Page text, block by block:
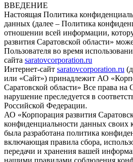
ВВЕДЕНИЕ
Настоящая Политика
данных (далее – Политика
отношении всей информации,
развития Саратовской области»
Пользователя во время
сайта saratovcorporation.ru
Интернет-сайт saratovcorporation.ru
или «Сайт») принадлежит АО
Саратовской области» Все права
нарушение преследуется в
Российской Федерации.
АО «Корпорация развития
конфиденциальности данных своих
была разработана политика
включающая правила сбора,
передачи и хранения вашей
нашими правилами соблюдения